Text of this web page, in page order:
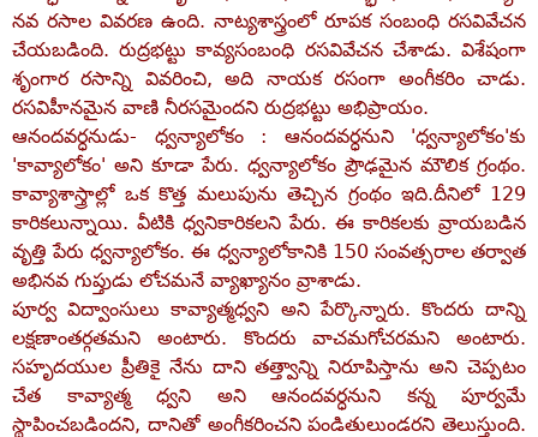
నవ రసాల వివరణ ఉంది. నాట్యశాస్త్రంలో రూపక సంబంధి రసవివేచన
చేయబడింది. రుద్రభట్టు కావ్యసంబంధి రసవివేచన చేశాడు. విశేషంగా
శృంగార రసాన్ని వివరించి, అది నాయక రసంగా అంగీకరిం చాడు.
రసవిహీనమైన వాణి నీరసమైందని రుద్రభట్టు అభిప్రాయం.
ఆనందవర్ధనుడు- ధ్వన్యాలోకం : ఆనందవర్ధనుని 'ధ్వన్యాలోకం'కు
'కావ్యాలోకం' అని కూడా పేరు. ధ్వన్యాలోకం ప్రౌఢమైన మౌలిక గ్రంథం.
కావ్యాశాస్త్రాల్లో ఒక కొత్త మలుపును తెచ్చిన గ్రంథం ఇది.దీనిలో 129
కారికలున్నాయి. వీటికి ధ్వనికారికలని పేరు. ఈ కారికలకు వ్రాయబడిన
వృత్తి పేరు ధ్వన్యాలోకం. ఈ ధ్వన్యాలోకానికి 150 సంవత్సరాల తర్వాత
అభినవ గుప్తుడు లోచమనే వ్యాఖ్యానం వ్రాశాడు.
పూర్వ విద్వాంసులు కావ్యాత్మధ్వని అని పేర్కొన్నారు. కొందరు దాన్ని
లక్షణాంతర్గతమని అంటారు. కొందరు వాచమగోచరమని అంటారు.
సహృదయుల ప్రీతికై నేను దాని తత్త్వాన్ని నిరూపిస్తాను అని చెప్పటం
చేత కావ్యాత్మ ధ్వని అని ఆనందవర్ధనుని కన్న పూర్వమే
స్థాపించబడిందని, దానితో అంగీకరించని పండితులుండరని తెలుస్తుంది.